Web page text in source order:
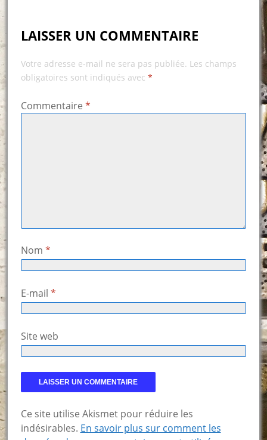
LAISSER UN COMMENTAIRE
Votre adresse e-mail ne sera pas publiée. Les champs
obligatoires sont indiqués avec *
Commentaire *
Nom *
E-mail *
Site web
Ce site utilise Akismet pour réduire les
indésirables. En savoir plus sur comment les